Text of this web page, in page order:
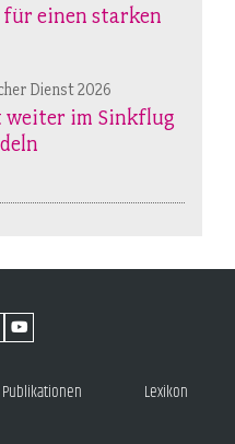
einen starken
Dienst 2026
weiter im Sinkflug
Publikationen Lexikon